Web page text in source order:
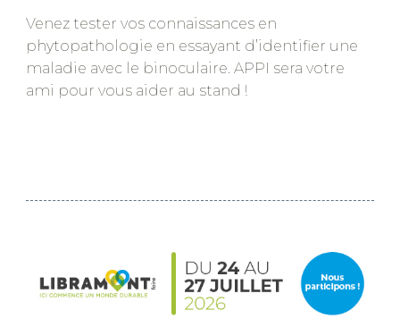
Venez tester vos connaissances en
phytopathologie en essayant d’identifier une
maladie avec le binoculaire. APPI sera votre
ami pour vous aider au stand !